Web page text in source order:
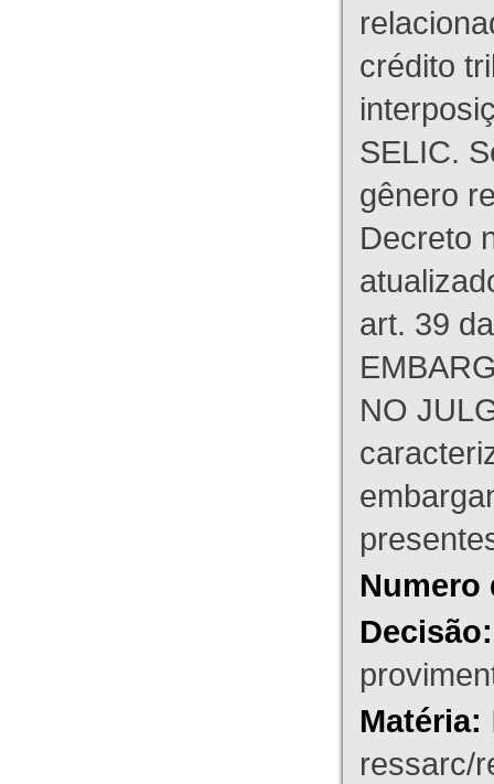
crédito
SELIC.
gênero
Decreto
art. 39
NO
Numero
Decisão:
Matéria:
ressarc/